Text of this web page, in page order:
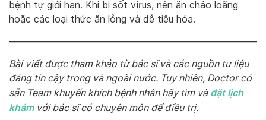
bệnh tự giới hạn. Khi bị sốt virus, nên ăn cháo loãng
hoặc các loại thức ăn lỏng và dễ tiêu hóa.
Bài viết được tham khảo từ bác sĩ và các nguồn tư liệu
đáng tin cậy trong và ngoài nước. Tuy nhiên, Doctor có
sẵn Team khuyến khích bệnh nhân hãy tìm và đặt lịch
khámvới bác sĩ có chuyên môn để điều trị.